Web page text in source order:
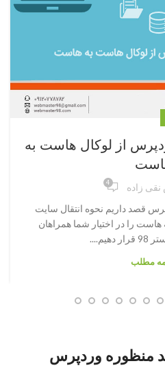
از لوکال هاست به
نقی زاده 4
قصد داریم نحوه انتقال سایت
را در اختیار شما همراهان
مطلب
منظوره وردپرس